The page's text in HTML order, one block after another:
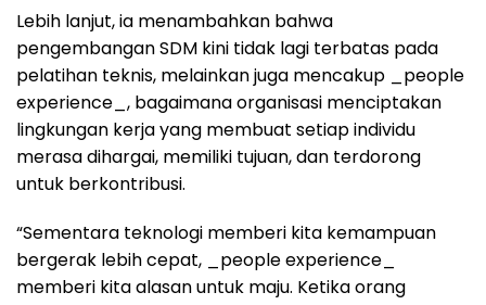
Lebih lanjut, ia menambahkan bahwa
pengembangan SDM kini tidak lagi terbatas pada
pelatihan teknis, melainkan juga mencakup _people
experience_, bagaimana organisasi menciptakan
lingkungan kerja yang membuat setiap individu
merasa dihargai, memiliki tujuan, dan terdorong
untuk berkontribusi.
“Sementara teknologi memberi kita kemampuan
bergerak lebih cepat, _people experience_
memberi kita alasan untuk maju. Ketika orang